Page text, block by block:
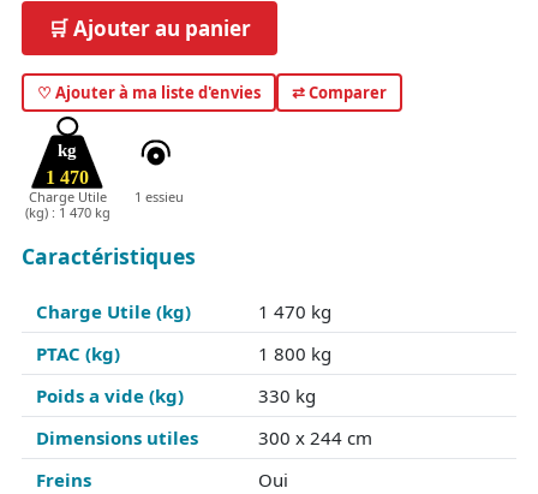
🛒 Ajouter au panier
♡ Ajouter à ma liste d'envies ⇄ Comparer
1 470
kg
Charge Utile
(kg) : 1 470 kg
1 essieu
Caractéristiques
Charge Utile (kg)
1 470 kg
PTAC (kg)
1 800 kg
Poids a vide (kg)
330 kg
Dimensions utiles
300 x 244 cm
Freins
Oui